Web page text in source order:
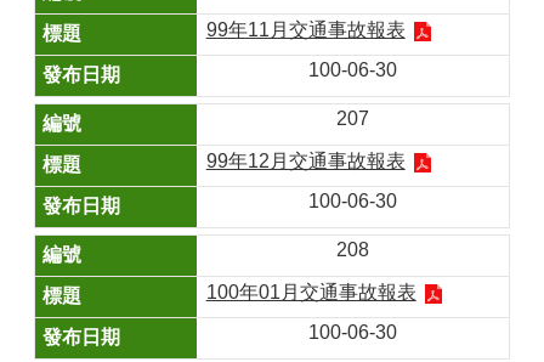
99年11月交通事故報表
100-06-30
207
99年12月交通事故報表
100-06-30
208
100年01月交通事故報表
100-06-30